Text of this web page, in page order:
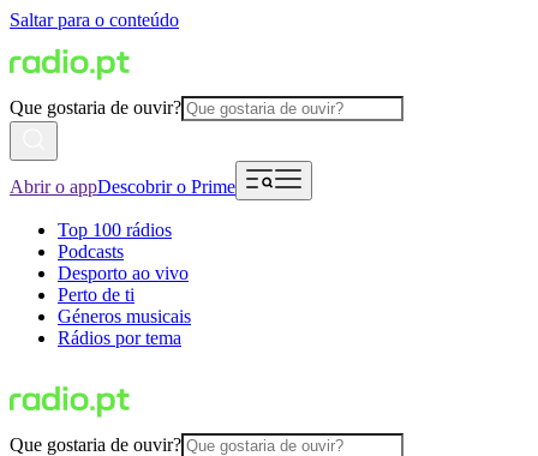
Saltar para o conteúdo
Que gostaria de ouvir?
Abrir o appDescobrir o Prime
Top 100 rádios
Podcasts
Desporto ao vivo
Perto de ti
Géneros musicais
Rádios por tema
Que gostaria de ouvir?